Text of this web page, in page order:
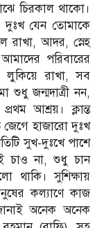
চিরকাল থাকো।
যেন তোমাকে
রাখা, আদর, স্নেহ
পরিবারের
লুকিয়ে রাখা, সব
শুধু জন্মদাত্রী নন,
আশ্রয়। ক্লান্ত
জেগে হাজারো দুঃখ
সুখ-দুঃখে পাশে
চাও না, শুধু চান
থাকি। সুশিক্ষায়
কল্যাণে কাজ
অনেক অনেক